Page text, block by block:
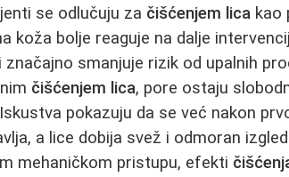
se odlučuju za čišćenjem lica kao
koža bolje reaguje na dalje
značajno smanjuje rizik od upalnih
čišćenjem lica, pore ostaju
pokazuju da se već nakon
a lice dobija svež i odmoran
mehaničkom pristupu, efekti